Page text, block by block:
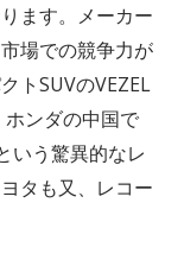
ます。メーカー
場での競争力が
トSUVのVEZEL
ンダの中国で
いう驚異的なレ
タも又、レコー